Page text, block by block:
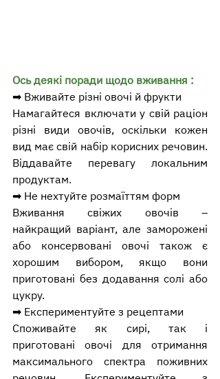
Ось деякі поради щодо вживання :
➡ Вживайте різні овочі й фрукти
Намагайтеся включати у свій раціон
різні види овочів, оскільки кожен
вид має свій набір корисних речовин.
Віддавайте перевагу локальним
продуктам.
➡ Не нехтуйте розмаїттям форм
Вживання свіжих овочів –
найкращий варіант, але заморожені
або консервовані овочі також є
хорошим вибором, якщо вони
приготовані без додавання солі або
цукру.
➡ Експериментуйте з рецептами
Споживайте як сирі, так і
приготовані овочі для отримання
максимального спектра поживних